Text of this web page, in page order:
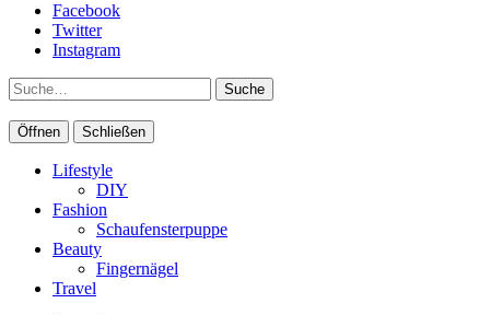
Facebook
Twitter
Instagram
Suche
Öffnen Schließen
Lifestyle
DIY
Fashion
Schaufensterpuppe
Beauty
Fingernägel
Travel